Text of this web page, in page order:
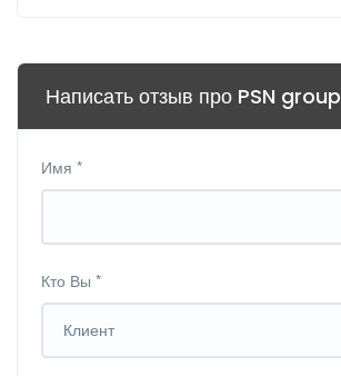
Написать отзыв про PSN group
Имя *
Кто Вы *
Клиент